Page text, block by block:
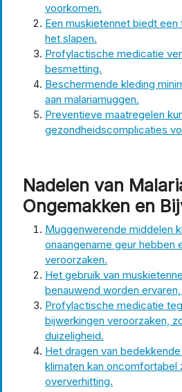
voorkomen.
Een muskietennet biedt
het slapen.
Profylactische medicatie
besmetting.
Beschermende kleding
aan malariamuggen.
Preventieve maatregelen
gezondheidscomplicaties
Nadelen van
Ongemakken en
Muggenwerende middelen
onaangename geur hebben
veroorzaken.
Het gebruik van
benauwend worden
Profylactische medicatie
bijwerkingen veroorzaken,
duizeligheid.
Het dragen van
klimaten kan oncomfortabel
oververhitting.